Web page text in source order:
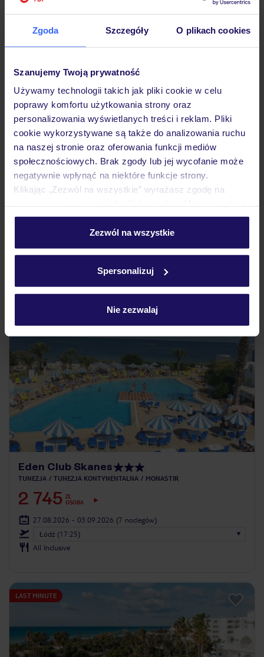
Zgoda Szczegóły O plikach cookies
Szanujemy Twoją prywatność
Używamy technologii takich jak pliki cookie w celu
poprawy komfortu użytkowania strony oraz
personalizowania wyświetlanych treści i reklam. Pliki
cookie wykorzystywane są także do analizowania ruchu
na naszej stronie oraz oferowania funkcji mediów
społecznościowych. Brak zgody lub jej wycofanie może
negatywnie wpłynąć na niektóre funkcje strony.
Klikając „Zezwól na wszystkie” wyrażasz zgodę na
personalizować swój wybór wchodząc w zakładkę
Szczegółowe informacje o plikach cookie znajdziesz
Zezwól na wszystkie
Spersonalizuj
Nie zezwalaj
Djerba Aqua Resort
2 744 ZŁ
OSOBA
27.08.2026 - 03.09.2026
Gdańsk (10:05)
20 osób właśnie ogląda ten hotel
Eden Club Skanes
TUNEZJA TUNEZJA KONTYNENTALNA MONASTIR
2 745 ZŁ
OSOBA
27.08.2026 - 03.09.2026 (7 noclegów)
Łódź (17:25)
All Inclusive
LAST MINUTE